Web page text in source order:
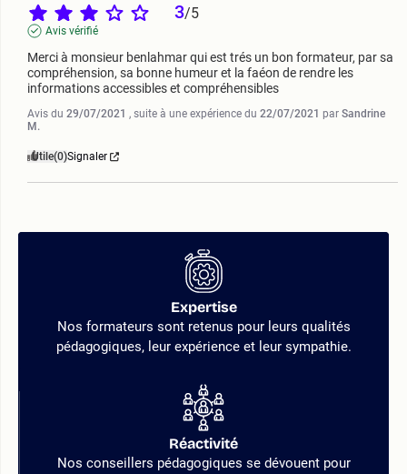
3/5
Avis vérifié
Merci à monsieur benlahmar qui est trés un bon formateur, par sa
compréhension, sa bonne humeur et la faéon de rendre les
informations accessibles et compréhensibles
Avis du 29/07/2021 , suite à une expérience du 22/07/2021 par Sandrine
M.
Utile(0)Signaler
Expertise
Nos formateurs sont retenus pour leurs qualités
pédagogiques, leur expérience et leur sympathie.
Réactivité
Nos conseillers pédagogiques se dévouent pour